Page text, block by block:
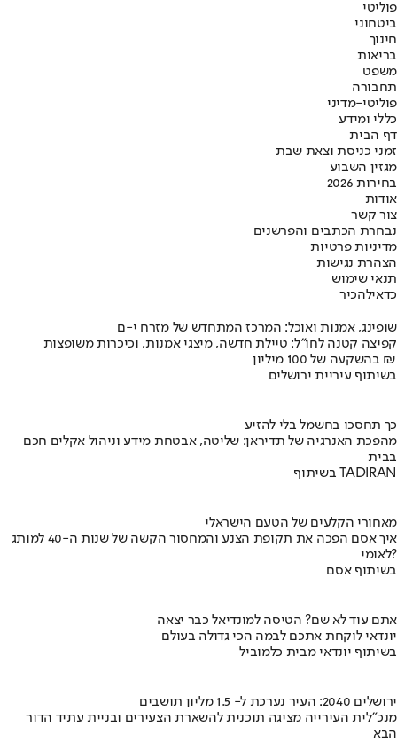
פוליטי
ביטחוני
חינוך
בריאות
משפט
תחבורה
פוליטי-מדיני
כללי ומידע
דף הבית
זמני כניסת וצאת שבת
מגזין השבוע
בחירות 2026
אודות
צור קשר
נבחרת הכתבים והפרשנים
מדיניות פרטיות
הצהרת נגישות
תנאי שימוש
כדאילהכיר
שופינג, אמנות ואוכל: המרכז המתחדש של מזרח י-ם
קפיצה קטנה לחו"ל: טיילת חדשה, מיצגי אמנות, וכיכרות משופצות
בהשקעה של 100 מיליון ₪
בשיתוף עיריית ירושלים
כך תחסכו בחשמל בלי להזיע
מהפכת האנרגיה של תדיראן: שליטה, אבטחת מידע וניהול אקלים חכם
בבית
בשיתוף TADIRAN
מאחורי הקלעים של הטעם הישראלי
איך אסם הפכה את תקופת הצנע והמחסור הקשה של שנות ה-40 למותג
לאומי?
בשיתוף אסם
אתם עוד לא שם? הטיסה למונדיאל כבר יצאה
יונדאי לוקחת אתכם לבמה הכי גדולה בעולם
בשיתוף יונדאי מבית כלמוביל
ירושלים 2040: העיר נערכת ל- 1.5 מליון תושבים
מנכ"לית העירייה מציגה תוכנית להשארת הצעירים ובניית עתיד הדור
הבא